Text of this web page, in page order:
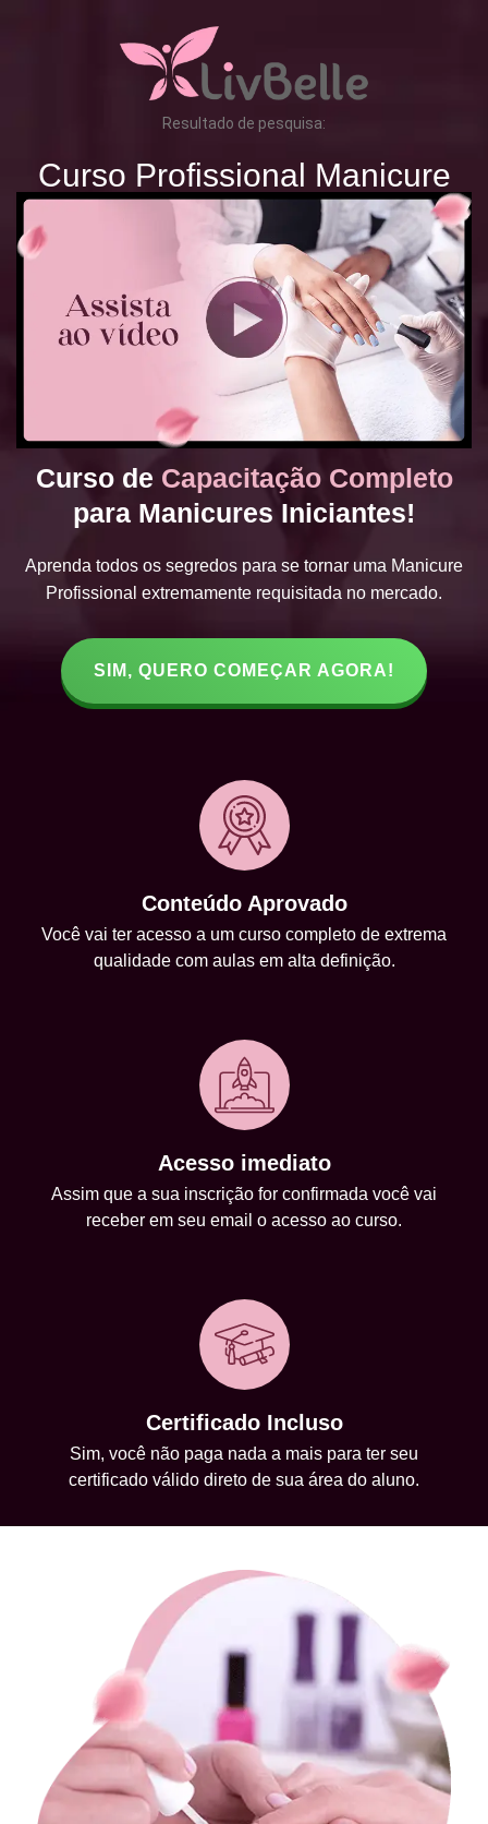
Resultado de pesquisa:
Curso Profissional Manicure
Curso de Capacitação Completo
para Manicures Iniciantes!
Aprenda todos os segredos para se tornar uma Manicure
Profissional extremamente requisitada no mercado.
SIM, QUERO COMEÇAR AGORA!
Conteúdo Aprovado
Você vai ter acesso a um curso completo de extrema
qualidade com aulas em alta definição.
Acesso imediato
Assim que a sua inscrição for confirmada você vai
receber em seu email o acesso ao curso.
Certificado Incluso
Sim, você não paga nada a mais para ter seu
certificado válido direto de sua área do aluno.